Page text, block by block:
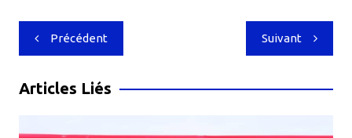
Navigation
de
l’article
Précédent Suivant
Articles Liés